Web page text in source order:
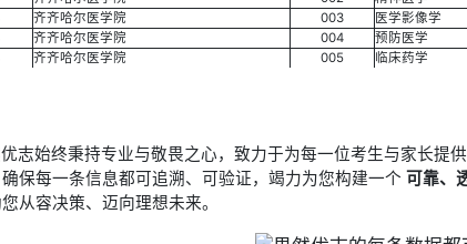
齐齐哈尔医学院 003 医学影像学
齐齐哈尔医学院 004 预防医学
齐齐哈尔医学院 005 临床药学
志始终秉持专业与敬畏之心，致力于为每一位考生与家长提
保每一条信息都可追溯、可验证，竭力为您构建一个 可靠、
从容决策、迈向理想未来。